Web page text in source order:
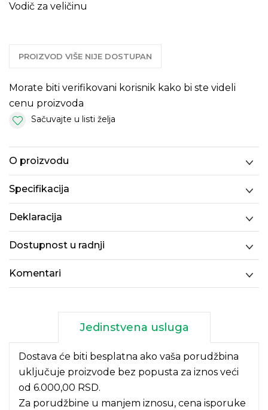
Vodič za veličinu
PROIZVOD VIŠE NIJE DOSTUPAN
Morate biti verifikovani korisnik kako bi ste videli
cenu proizvoda
Sačuvajte u listi želja
O proizvodu
Specifikacija
Deklaracija
Dostupnost u radnji
Komentari
Jedinstvena usluga
Dostava će biti besplatna ako vaša porudžbina
uključuje proizvode bez popusta za iznos veći
od 6.000,00 RSD.
Za porudžbine u manjem iznosu, cena isporuke